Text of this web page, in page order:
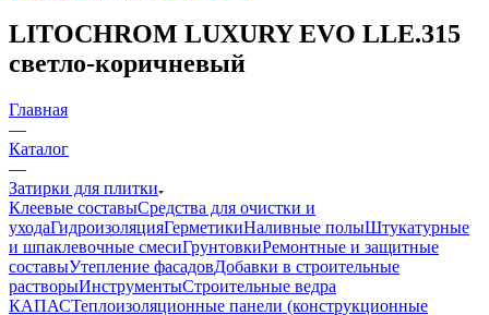
LITOCHROM LUXURY EVO LLE.315
светло-коричневый
Главная
—
Каталог
—
Затирки для плитки
Клеевые составыСредства для очистки и
уходаГидроизоляцияГерметикиНаливные полыШтукатурные
и шпаклевочные смесиГрунтовкиРемонтные и защитные
составыУтепление фасадовДобавки в строительные
растворыИнструментыСтроительные ведра
КАПАСТеплоизоляционные панели (конструкционные